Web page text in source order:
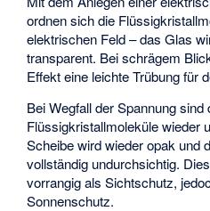
ordnen sich die
elektrischen Feld – das Glas
transparent. Bei schrägem
Effekt eine leichte Trübung für
Bei Wegfall der Spannung sind
Flüssigkristallmoleküle wieder
Scheibe wird wieder opak und
vollständig undurchsichtig.
vorrangig als Sichtschutz,
Sonnenschutz.